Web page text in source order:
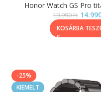
Honor Watch GS Pro
19.990Ft
KOSÁRBA
-25%
KIEMELT